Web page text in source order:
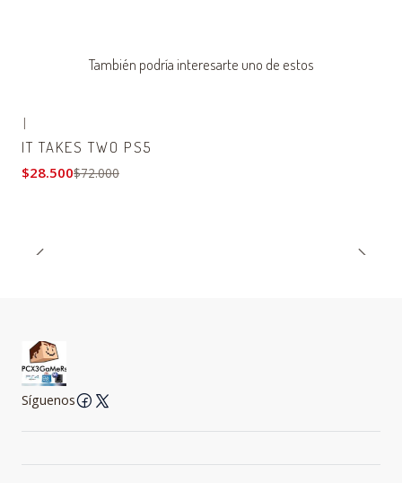
También podría interesarte uno de estos
|
IT TAKES TWO PS5
$28.500$72.000
Síguenos